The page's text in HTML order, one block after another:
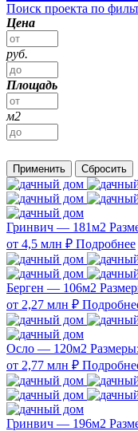
Поиск проекта по
Цена
руб.
Площадь
м2
Применить Сбросить
Гринвич — 181м2
от 4,5 млн ₽ Подробнее
Берген — 106м2
от 2,27 млн ₽
Осло — 120м2 Размеры:
от 2,77 млн ₽
Гринвич — 196м2